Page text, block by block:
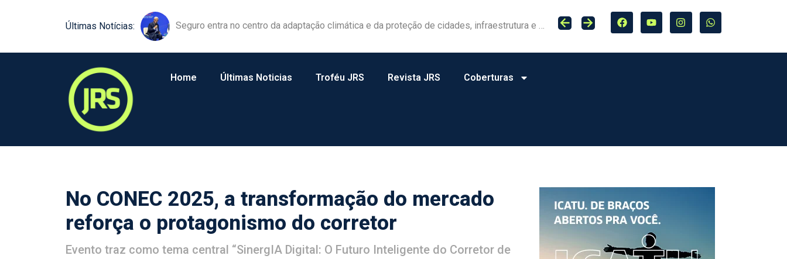
Últimas Notícias: Seguro entra no centro da adaptação climática e da proteção de cidades, infraestrutura e agro
Equipamentos agrícolas ganham protagonismo na gestão de riscos no campo
Home Últimas Noticias Troféu JRS Revista JRS Coberturas
No CONEC 2025, a transformação do mercado
reforça o protagonismo do corretor
Evento traz como tema central “SinergIA Digital: O Futuro Inteligente do Corretor de